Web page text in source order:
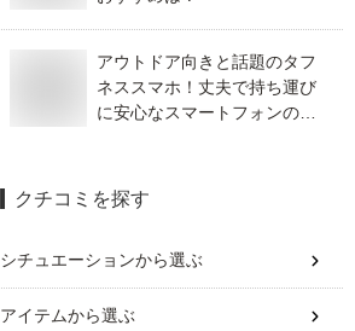
アウトドア向きと話題のタフ
ネススマホ！丈夫で持ち運び
に安心なスマートフォンのお
クチコミを探す
シチュエーションから選ぶ
アイテムから選ぶ